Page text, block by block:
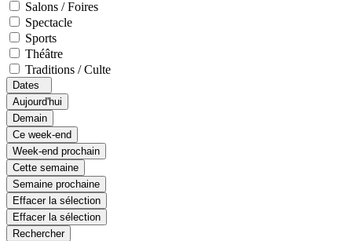
Salons / Foires
Spectacle
Sports
Théâtre
Traditions / Culte
Dates
Aujourd'hui
Demain
Ce week-end
Week-end prochain
Cette semaine
Semaine prochaine
Effacer la sélection
Effacer la sélection
Rechercher